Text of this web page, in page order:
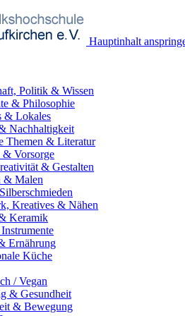
Hauptinhalt
Politik & Wissen
& Philosophie
& Lokales
Nachhaltigkeit
Themen & Literatur
& Vorsorge
& Gestalten
& Malen
Kreatives & Nähen
Keramik
Ernährung
Küche
/ Vegan
& Gesundheit
& Bewegung